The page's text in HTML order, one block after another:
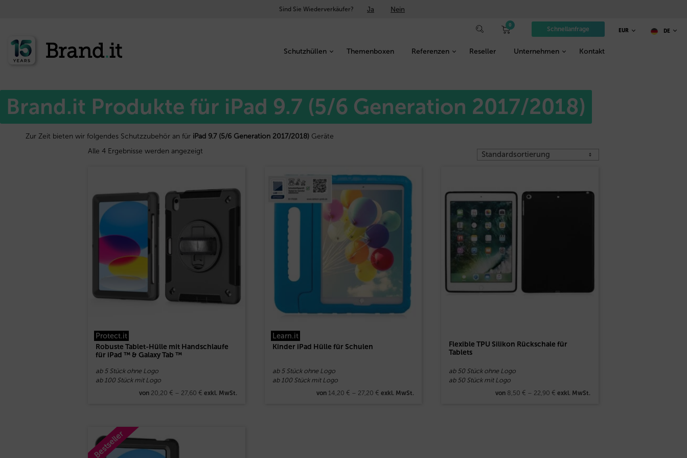
Sind Sie Wiederverkäufer? Ja Nein
Schnellanfrage
0
Schutzhüllen Themenboxen Referenzen Reseller Unternehmen Kontakt
EUR DE
Brand.it Produkte für iPad 9.7 (5/6 Generation 2017/2018)
Zur Zeit bieten wir folgendes Schutzzubehör an für iPad 9.7 (5/6 Generation 2017/2018) Geräte
Alle 4 Ergebnisse werden angezeigt
Protect.it
Robuste Tablet-Hülle mit Handschlaufe
für iPad ™ & Galaxy Tab ™
ab 5 Stück ohne Logo
ab 100 Stück mit Logo
von 20,20 € – 27,60 € exkl. MwSt.
Learn.it
Kinder iPad Hülle für Schulen
ab 5 Stück ohne Logo
ab 100 Stück mit Logo
von 14,20 € – 27,20 € exkl. MwSt.
Flexible TPU Silikon Rückschale für
Tablets
ab 50 Stück ohne Logo
ab 50 Stück mit Logo
von 8,50 € – 22,90 € exkl. MwSt.
Bestseller